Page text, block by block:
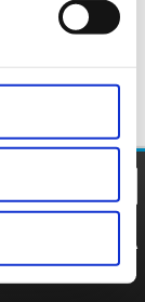
POLITYKA